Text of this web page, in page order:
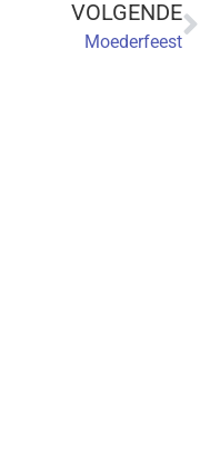
VOLGENDE
Moederfeest